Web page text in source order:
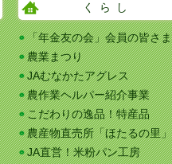
くらし
「年金友の会」会員の皆さ
農業まつり
JAむなかたアグレス
農作業ヘルパー紹介事業
こだわりの逸品！特産品
農産物直売所「ほたるの里」
JA直営！米粉パン工房